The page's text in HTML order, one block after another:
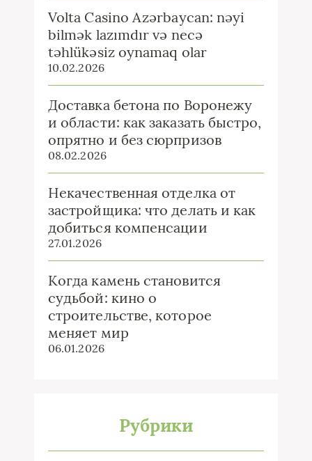
Volta Casino Azərbaycan: nəyi
bilmək lazımdır və necə
təhlükəsiz oynamaq olar
10.02.2026
Доставка бетона по Воронежу
и области: как заказать быстро,
опрятно и без сюрпризов
08.02.2026
Некачественная отделка от
застройщика: что делать и как
добиться компенсации
27.01.2026
Когда камень становится
судьбой: кино о
строительстве, которое
меняет мир
06.01.2026
Рубрики